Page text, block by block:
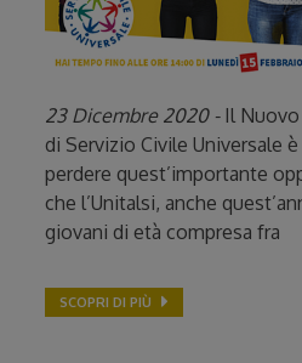
23 Dicembre 2020 - Il Nuovo
di Servizio Civile Universale
perdere quest’importante
che l’Unitalsi, anche
giovani di età compresa fra
SCOPRI DI PIÙ